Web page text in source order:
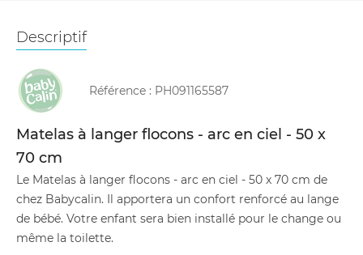
Descriptif
Référence : PH091165587
Matelas à langer flocons - arc en ciel - 50 x
70 cm
Le Matelas à langer flocons - arc en ciel - 50 x 70 cm de
chez Babycalin. Il apportera un confort renforcé au lange
de bébé. Votre enfant sera bien installé pour le change ou
même la toilette.